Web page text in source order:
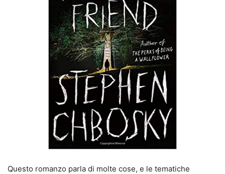
Questo romanzo parla di molte cose, e le tematiche